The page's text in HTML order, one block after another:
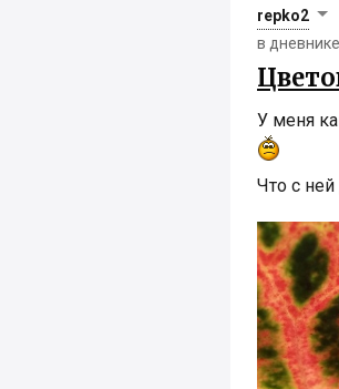
repko2
в дневнике
У меня
Что с